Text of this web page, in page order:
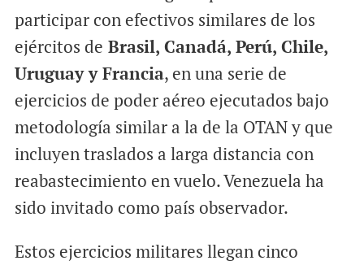
participar con efectivos similares de los
ejércitos de Brasil, Canadá, Perú, Chile,
Uruguay y Francia, en una serie de
ejercicios de poder aéreo ejecutados bajo
metodología similar a la de la OTAN y que
incluyen traslados a larga distancia con
reabastecimiento en vuelo. Venezuela ha
sido invitado como país observador.
Estos ejercicios militares llegan cinco